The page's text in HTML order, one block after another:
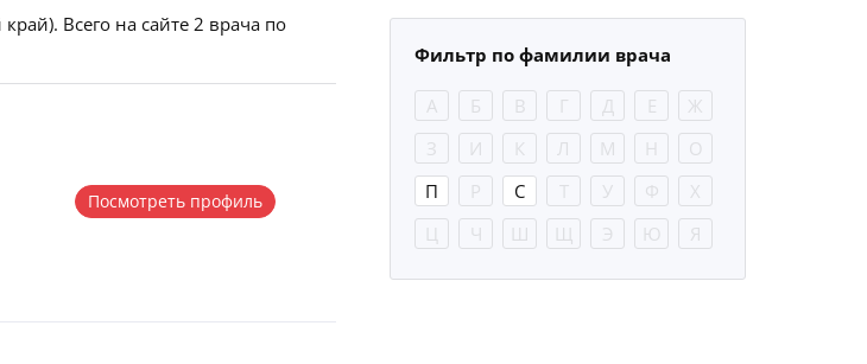
Всего на сайте 2 врача по
Посмотреть профиль
Фильтр по фамилии врача
А Б В Г Д Е
Ж
З
И К Л М Н
О
П
Р С Т У Ф
Х
Ц
Ч Ш Щ Э Ю Я